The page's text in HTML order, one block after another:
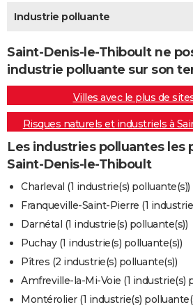
Destinations
City break
Voyage nature
Voyage de noces
Forum
Climat
+PHOTO
GUIDES D'ACHAT
BONS PLANS
CARTE DE VOEUX
Carte de Noël
Carte Bonne année
Carte Saint-Valentin
Carte Pâques
Carte d'anniversaire
DICTIONNAIRE
Dictionnaire
Biographies
Citations
Expressions
Proverbes
PROGRAMME TV
COPAINS D'AVANT
S'inscrire
Se connecter
Lycées
Collèges
Primaires
Universités
Entreprises
Service militaire
Avis de recherche
AVIS DE DÉCÈS
FORUM
Bricolage
Lifestyle
Culture
Sport
Auto
Television
Voyage
Cinema
Industrie polluante
Saint-Denis-le-Thiboult ne
industrie polluante sur son
Villes avec le plus de
Risques naturels et industriels à
Les industries polluantes les
Saint-Denis-le-Thiboult
Charleval (1 industrie(s) polluante(s))
Franqueville-Saint-Pierre (1
Darnétal (1 industrie(s) polluante(s))
Puchay (1 industrie(s) polluante(s))
Pîtres (2 industrie(s) polluante(s))
Amfreville-la-Mi-Voie (1 industrie(s)
Montérolier (1 industrie(s)